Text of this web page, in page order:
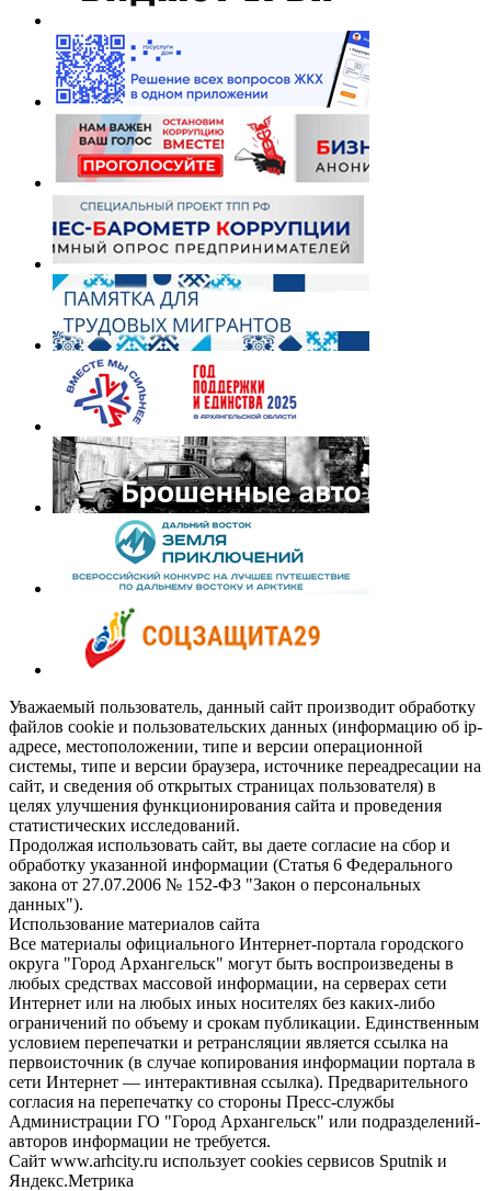
Уважаемый пользователь, данный сайт производит обработку
файлов cookie и пользовательских данных (информацию об ip-
адресе, местоположении, типе и версии операционной
системы, типе и версии браузера, источнике переадресации на
сайт, и сведения об открытых страницах пользователя) в
целях улучшения функционирования сайта и проведения
статистических исследований.
Продолжая использовать сайт, вы даете согласие на сбор и
обработку указанной информации (Статья 6 Федерального
закона от 27.07.2006 № 152-ФЗ "Закон о персональных
данных").
Использование материалов сайта
Все материалы официального Интернет-портала городского
округа "Город Архангельск" могут быть воспроизведены в
любых средствах массовой информации, на серверах сети
Интернет или на любых иных носителях без каких-либо
ограничений по объему и срокам публикации. Единственным
условием перепечатки и ретрансляции является ссылка на
первоисточник (в случае копирования информации портала в
сети Интернет — интерактивная ссылка). Предварительного
согласия на перепечатку со стороны Пресс-службы
Администрации ГО "Город Архангельск" или подразделений-
авторов информации не требуется.
Сайт www.arhcity.ru использует cookies сервисов Sputnik и
Яндекс.Метрика